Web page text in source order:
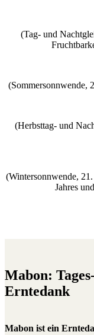
(Tag- und
(Sommersonnwende,
(Herbsttag- und
(Wintersonnwende,
Jahres
Mabon:
Erntedank
Mabon ist ein